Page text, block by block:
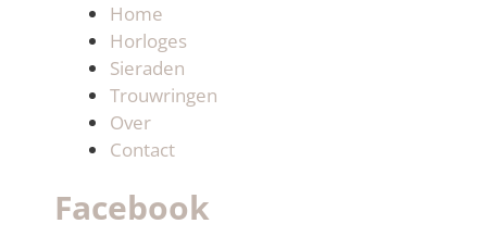
Home
Horloges
Sieraden
Trouwringen
Over
Contact
Facebook